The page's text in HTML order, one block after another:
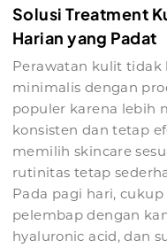
Solusi Treatment
Harian yang Padat
Perawatan kulit tidak
minimalis dengan
populer karena lebih
konsisten dan tetap
memilih skincare
rutinitas tetap
Pada pagi hari,
pelembap dengan
hyaluronic acid, dan